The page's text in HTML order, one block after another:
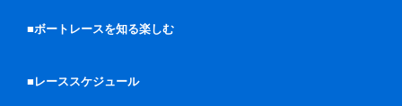
■ボートレースを知る楽しむ
■レーススケジュール